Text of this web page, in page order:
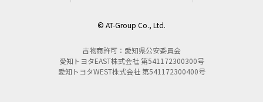
© AT-Group Co., Ltd.
古物商許可：愛知県公安委員会
愛知トヨタEAST株式会社 第541172300300号
愛知トヨタWEST株式会社 第541172300400号